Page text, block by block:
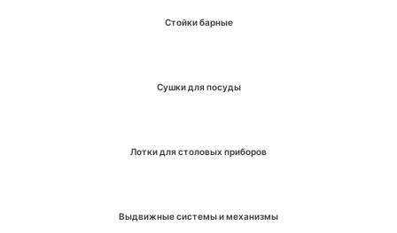
Стойки барные
Сушки для посуды
Лотки для столовых приборов
Выдвижные системы и механизмы